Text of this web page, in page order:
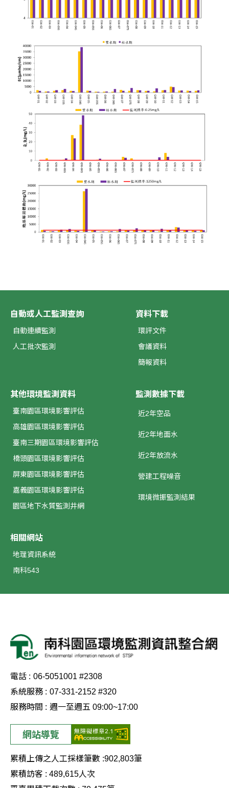
自動或人工監測查詢
自動連續監測
人工批次監測
其他環境監測資料
臺南園區環境影響評估
高雄園區環境影響評估
臺南三期園區環境影響評估
橋頭園區環境影響評估
屏東園區環境影響評估
嘉義園區環境影響評估
園區地下水質監測井網
監測數據下載
近2年空品
近2年地面水
近2年放流水
營建工程噪音
環境微振監測結果
資料下載
環評文件
會議資料
簡報資料
相關網站
地理資訊系統
南科543
電話 : 06-5051001 #2308
系統服務 : 07-331-2152 #320
服務時間 : 週一至週五 09:00~17:00
網站導覽
累積上傳之人工採樣筆數 :902,803筆
累積訪客 : 489,615人次